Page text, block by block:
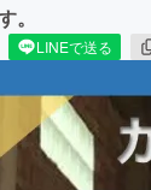
。
LINEで送る